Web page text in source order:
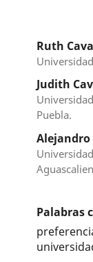
Ruth
Judith
Puebla.
Alejandro
Palabras